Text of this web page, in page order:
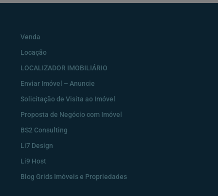
Venda
Locação
LOCALIZADOR IMOBILIÁRIO
Enviar Imóvel – Anuncie
Solicitação de Visita ao Imóvel
Proposta de Negócio com Imóvel
BS2 Consulting
Li7 Design
Li9 Host
Blog Grids Imóveis e Propriedades